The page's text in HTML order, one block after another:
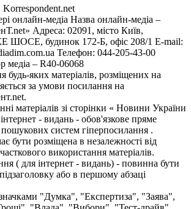
онлайн-медіа Назва онлайн-медіа –
Адреса: 02091, місто Київ,
ШОСЕ, будинок 172-Б, офіс 208/1 E-mail:
Телефон: 044-205-43-00
медіа – R40-06068
будь-яких матеріалів, розміщених на
за умови посилання на
матеріалів зі сторінки « Новини України
інтернет - видань - обов'язкове пряме
пошукових систем гіперпосилання .
бути розміщена в незалежності від
використання матеріалів.
( для інтернет - видань) - повинна бути
або в першому абзаці
"Думка", "Експертиза", "Заява",